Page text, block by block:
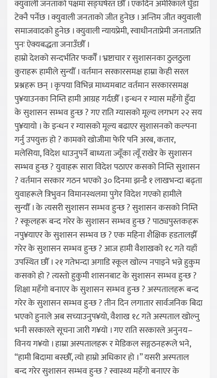
क्युवाली जनताको पक्षमा सङ्घर्षरत छौँ । एकदिन अमेरिकाले घुँडा
टेक्नै पर्नेछ । क्युवाली जनताको जीत हुनेछ । अन्तिम जीत क्युवाली
समाजवादको हुनेछ । क्युवाली न्यायप्रेमी, स्वाधीनताप्रेमी जनताप्रति
पुनः ऐक्यबद्धता जनाउँछौँ ।
हाम्रो देशको सन्दर्भतिर फर्कौँ । भ्रष्टाचार र सुशासनका ठुलठुला
कुराहरू हामीले सुन्यौँ । वर्तमान सरकारसमक्ष हाम्रा केही सरल
प्रश्नहरू छन् । कृपया विभिन्न माध्यमबाट वर्तमान सरकारसमक्ष
पु¥याउनका निम्ति हामी आग्रह गर्दछौँ । इन्धन र ग्यास महँगो हुँदा
के सुशासन सम्भव हुन्छ ? गए राति ग्यासको मूल्य लगभग २२ सय
पु¥यायो । के इन्धन र ग्यासको मूल्य बढाएर सुशासनको कल्पना
गर्नु उपयुक्त हो ? कामको खोजीमा फेरि पनि अरब, कतार,
मलेसिया, विदेश धाउनुपर्ने बाध्यता ज्यूँका त्यूँ राखेर के सुशासन
सम्भव हुन्छ ? युवाहरू सारा विदेश पठाएर कसको निम्ति सुशासन
? वर्तमान सरकार गठन भएको ३० दिनमा झन्डै १ लाखभन्दा बढ्ता
युवाहरूले त्रिभुवन विमानस्थलमा पुगेर विदेश गएको हामीले
सुन्यौँ । के त्यसरी सुशासन सम्भव हुन्छ ? सुशासन कसको निम्ति
? स्कूलहरू बन्द गरेर के सुशासन सम्भव हुन्छ ? पाठ्यपुस्तकहरू
नपु¥याएर के सुशासन सम्भव छ ? एक महिना शैक्षिक हडतालझैँ
गरेर के सुशासन सम्भव हुन्छ ? आज हामी वैशाखको १८ गते यहाँ
उपस्थित छौँ । २१ गतेभन्दा अगाडि स्कूल खोल्न नपाइने भन्ने हुकुम
कसको हो ? त्यस्तो हुकुमी शासनबाट के सुशासन सम्भव हुन्छ ?
शिक्षा महँगो बनाएर के सुशासन सम्भव हुन्छ ? अस्पतालहरू बन्द
गरेर के सुशासन सम्भव हुन्छ ? तीन दिन लगातार सार्वजनिक बिदा
भएको हुनाले अब सच्याउनुप¥यो, वैशाख १८ गते अस्पताल खोल्नु
भनी सरकारले सूचना जारी ग¥यो । गए राति सरकारले अनुनय–
विनय ग¥यो । हाम्रा अस्पतालहरू र मेडिकल सङ्गठनहरूले भने,
“हामी बिदामा बस्छौँ, त्यो हाम्रो अधिकार हो ।” यसरी अस्पताल
बन्द गरेर सुशासन सम्भव हुन्छ ? स्वास्थ्य महँगो बनाएर के